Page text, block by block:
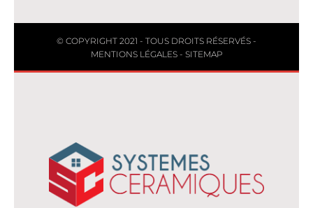
© COPYRIGHT 2021 - TOUS DROITS RÉSERVÉS -
MENTIONS LÉGALES- SITEMAP